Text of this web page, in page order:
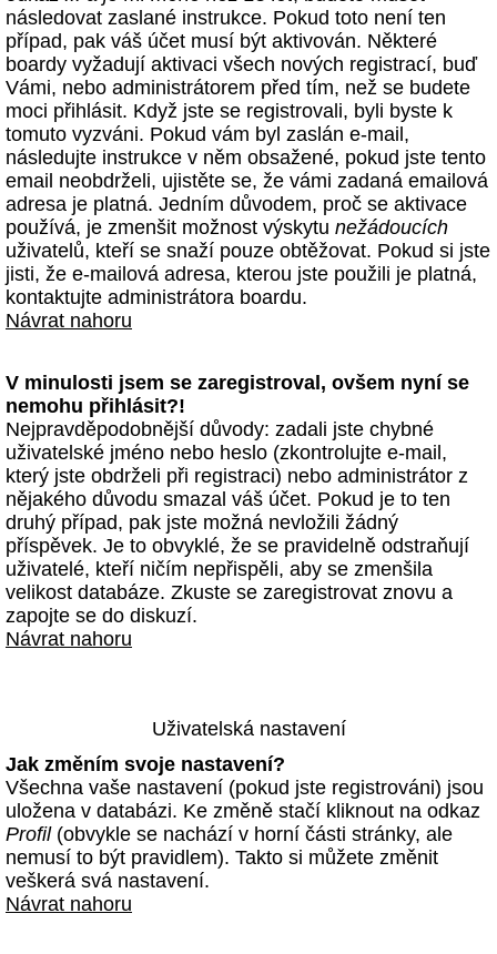
následovat zaslané instrukce. Pokud toto není ten
případ, pak váš účet musí být aktivován. Některé
boardy vyžadují aktivaci všech nových registrací, buď
Vámi, nebo administrátorem před tím, než se budete
moci přihlásit. Když jste se registrovali, byli byste k
tomuto vyzváni. Pokud vám byl zaslán e-mail,
následujte instrukce v něm obsažené, pokud jste tento
email neobdrželi, ujistěte se, že vámi zadaná emailová
adresa je platná. Jedním důvodem, proč se aktivace
používá, je zmenšit možnost výskytu nežádoucích
uživatelů, kteří se snaží pouze obtěžovat. Pokud si jste
jisti, že e-mailová adresa, kterou jste použili je platná,
kontaktujte administrátora boardu.
Návrat nahoru
V minulosti jsem se zaregistroval, ovšem nyní se
nemohu přihlásit?!
Nejpravděpodobnější důvody: zadali jste chybné
uživatelské jméno nebo heslo (zkontrolujte e-mail,
který jste obdrželi při registraci) nebo administrátor z
nějakého důvodu smazal váš účet. Pokud je to ten
druhý případ, pak jste možná nevložili žádný
příspěvek. Je to obvyklé, že se pravidelně odstraňují
uživatelé, kteří ničím nepřispěli, aby se zmenšila
velikost databáze. Zkuste se zaregistrovat znovu a
zapojte se do diskuzí.
Návrat nahoru
Uživatelská nastavení
Jak změním svoje nastavení?
Všechna vaše nastavení (pokud jste registrováni) jsou
uložena v databázi. Ke změně stačí kliknout na odkaz
Profil(obvykle se nachází v horní části stránky, ale
nemusí to být pravidlem). Takto si můžete změnit
veškerá svá nastavení.
Návrat nahoru